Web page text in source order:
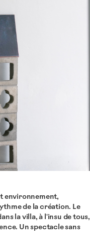
environnement,
de la création. Le
la villa, à l'insu de tous,
Un spectacle sans